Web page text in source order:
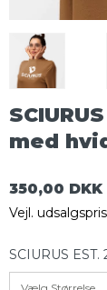
med
350,00 DKK
Vejl.
SCIURUS EST.